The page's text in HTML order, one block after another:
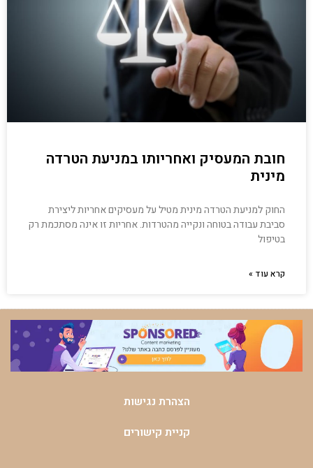
חובת המעסיק ואחריותו במניעת הטרדה
מינית
החוק למניעת הטרדה מינית מטיל על מעסיקים אחריות ליצירת
סביבת עבודה בטוחה ונקייה מהטרדות. אחריות זו אינה מסתכמת רק
בטיפול
קרא עוד »
הצהרת נגישות
קניית קישורים